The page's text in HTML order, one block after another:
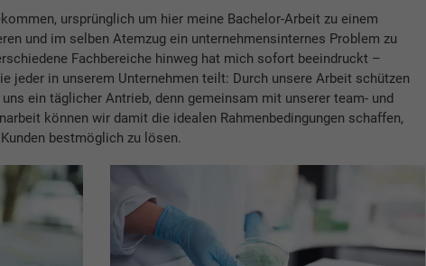
ursprünglich um hier meine Bachelor-Arbeit zu einem
und im selben Atemzug ein unternehmensinternes Problem zu
Fachbereiche hinweg hat mich sofort beeindruckt –
jeder in unserem Unternehmen teilt: Durch unsere Arbeit schützen
ein täglicher Antrieb, denn gemeinsam mit unserer team- und
können wir damit die idealen Rahmenbedingungen schaffen,
bestmöglich zu lösen.